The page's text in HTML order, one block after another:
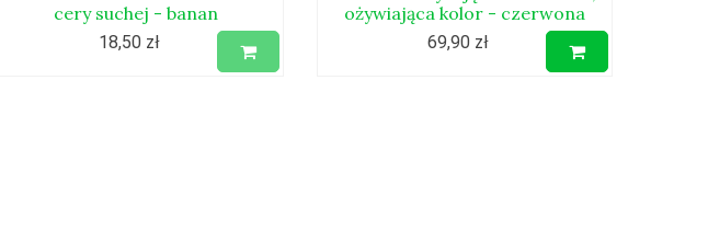
cery suchej - banan
18,50 zł
ożywiająca kolor - czerwona
69,90 zł